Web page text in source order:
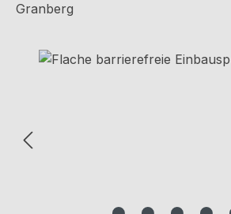
Granberg
Bildergalerie überspringen